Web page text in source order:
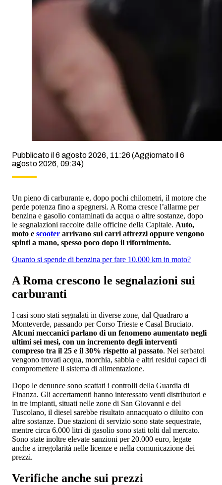
Pubblicato il 6 agosto 2026, 11:26 (Aggiornato il 6
agosto 2026, 09:34)
Un pieno di carburante e, dopo pochi chilometri, il motore che
perde potenza fino a spegnersi. A Roma cresce l’allarme per
benzina e gasolio contaminati da acqua o altre sostanze, dopo
le segnalazioni raccolte dalle officine della Capitale. Auto,
moto e scooter arrivano sui carri attrezzi oppure vengono
spinti a mano, spesso poco dopo il rifornimento.
Quanto si spende di benzina per fare 10.000 km in moto?
A Roma crescono le segnalazioni sui
carburanti
I casi sono stati segnalati in diverse zone, dal Quadraro a
Monteverde, passando per Corso Trieste e Casal Bruciato.
Alcuni meccanici parlano di un fenomeno aumentato negli
ultimi sei mesi, con un incremento degli interventi
compreso tra il 25 e il 30% rispetto al passato. Nei serbatoi
vengono trovati acqua, morchia, sabbia e altri residui capaci di
compromettere il sistema di alimentazione.
Dopo le denunce sono scattati i controlli della Guardia di
Finanza. Gli accertamenti hanno interessato venti distributori e
in tre impianti, situati nelle zone di San Giovanni e del
Tuscolano, il diesel sarebbe risultato annacquato o diluito con
altre sostanze. Due stazioni di servizio sono state sequestrate,
mentre circa 6.000 litri di gasolio sono stati tolti dal mercato.
Sono state inoltre elevate sanzioni per 20.000 euro, legate
anche a irregolarità nelle licenze e nella comunicazione dei
prezzi.
Verifiche anche sui prezzi